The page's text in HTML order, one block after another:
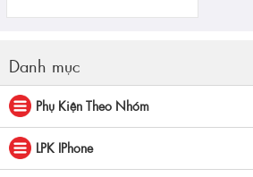
Danh mục
Phụ Kiện Theo Nhóm
LPK IPhone